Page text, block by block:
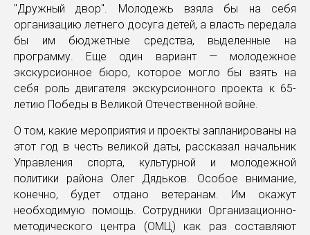
"Дружный двор". Молодежь взяла бы на себя
организацию летнего досуга детей, а власть передала
бы им бюджетные средства, выделенные на
программу. Еще один вариант — молодежное
экскурсионное бюро, которое могло бы взять на
себя роль двигателя экскурсионного проекта к 65-
летию Победы в Великой Отечественной войне.
О том, какие мероприятия и проекты запланированы на
этот год в честь великой даты, рассказал начальник
Управления спорта, культурной и молодежной
политики района Олег Дядьков. Особое внимание,
конечно, будет отдано ветеранам. Им окажут
необходимую помощь. Сотрудники Организационно-
методического центра (ОМЦ) как раз составляют